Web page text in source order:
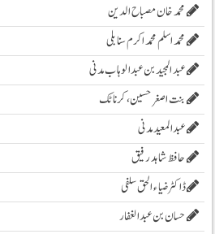
محمد خان مصباح الدین
محمد اسلم محمد اکرم سنابلی
عبد المجید بن عبد الوہاب مدنی
بنت اصغر حسین، کرناٹک
عبدالمعید مدنی
حافظ شاہد رفیق
ڈاکٹر ضیاء الحق سلفی
حسان بن عبدالغفار